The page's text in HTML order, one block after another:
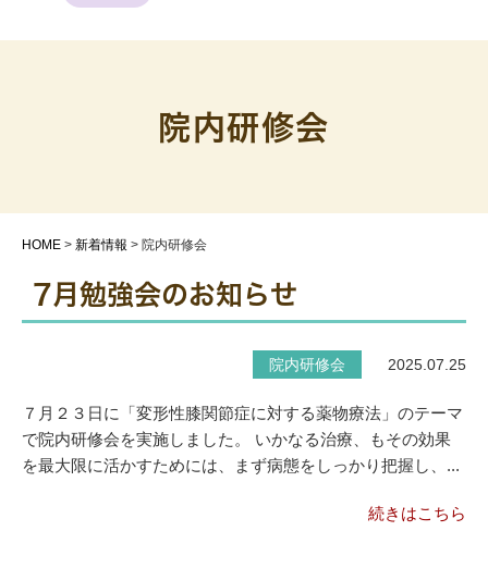
院内研修会
HOME > 新着情報 > 院内研修会
7月勉強会のお知らせ
院内研修会 2025.07.25
７月２３日に「変形性膝関節症に対する薬物療法」のテーマ
で院内研修会を実施しました。 いかなる治療、もその効果
を最大限に活かすためには、まず病態をしっかり把握し、...
続きはこちら